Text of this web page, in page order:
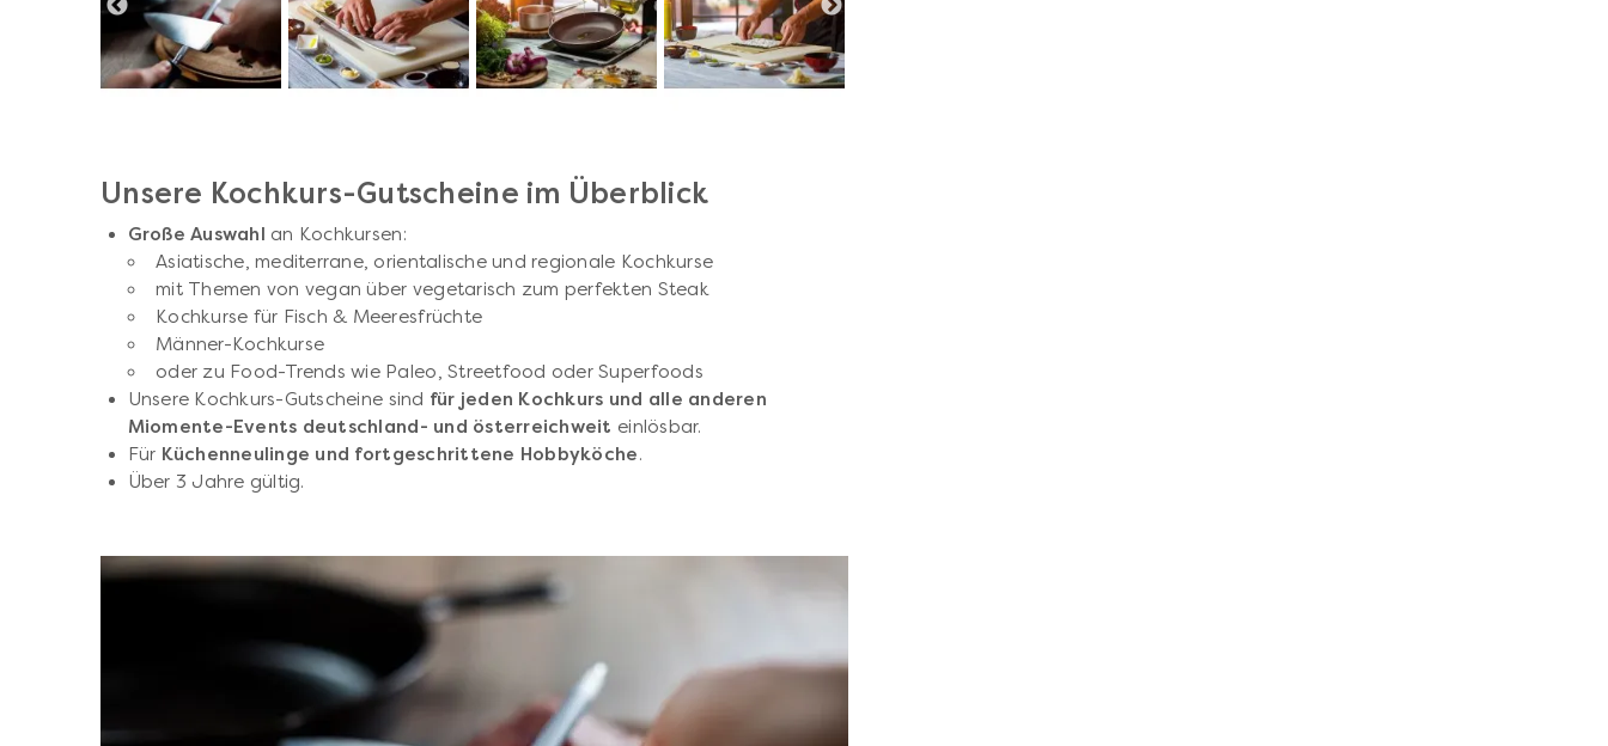
Unsere Kochkurs-Gutscheine im Überblick
Große Auswahl an Kochkursen:
Asiatische, mediterrane, orientalische und regionale Kochkurse
mit Themen von vegan über vegetarisch zum perfekten Steak
Kochkurse für Fisch & Meeresfrüchte
Männer-Kochkurse
oder zu Food-Trends wie Paleo, Streetfood oder Superfoods
Unsere Kochkurs-Gutscheine sind für jeden Kochkurs und alle anderen
Miomente-Events deutschland- und österreichweit einlösbar.
Für Küchenneulinge und fortgeschrittene Hobbyköche.
Über 3 Jahre gültig.